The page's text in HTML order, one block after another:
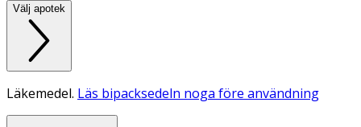
Välj apotek
Läkemedel. Läs bipacksedeln noga före användning